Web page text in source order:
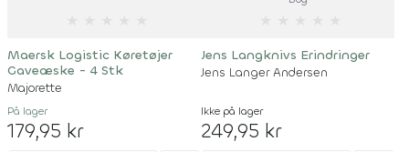
Maersk Logistic Køretøjer
Gaveæske - 4 Stk
Majorette
På lager
179,95 kr
Jens Langknivs Erindringer
Jens Langer Andersen
Ikke på lager
249,95 kr